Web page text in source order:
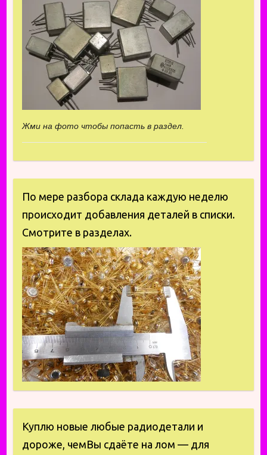
Жми на фото чтобы попасть в раздел.
По мере разбора склада каждую неделю
происходит добавления деталей в списки.
Смотрите в разделах.
Куплю новые любые радиодетали и
дороже, чемВы сдаёте на лом — для